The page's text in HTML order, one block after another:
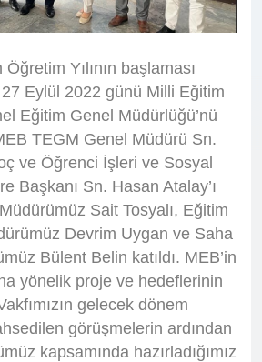
Yılının başlaması
Eylül 2022 günü Milli Eğitim
Eğitim Genel Müdürlüğü’nü
TEGM Genel Müdürü Sn.
ve Öğrenci İşleri ve Sosyal
Başkanı Sn. Hasan Atalay’ı
Sait Tosyalı, Eğitim
Devrim Uygan ve Saha
Bülent Belin katıldı. MEB’in
yönelik proje ve hedeflerinin
gelecek dönem
görüşmelerin ardından
kapsamında hazırladığımız